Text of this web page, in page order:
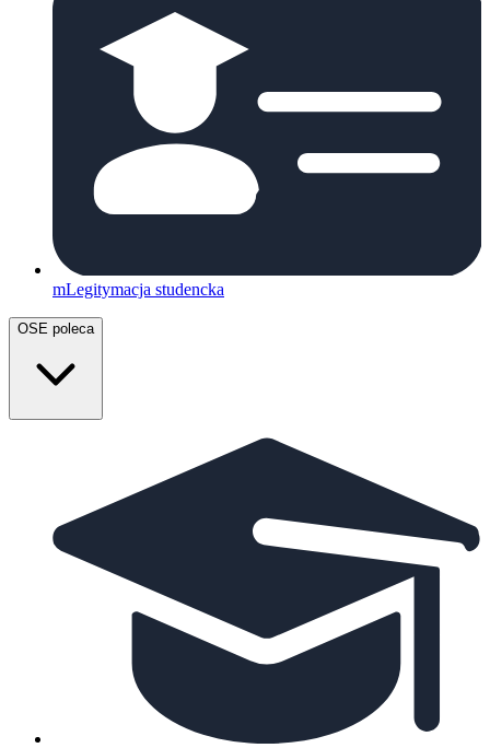
mLegitymacja studencka
OSE poleca